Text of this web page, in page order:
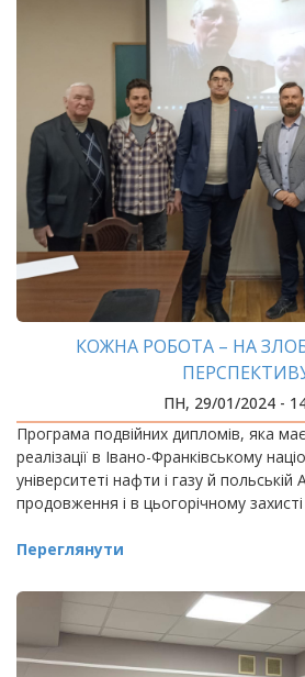
КОЖНА РОБОТА – НА
ПН, 29/01/2024 -
Програма подвійних дипломів, яка
реалізації в Івано-Франківському
університеті нафти і газу й
продовження і в цьогорічному
Переглянути